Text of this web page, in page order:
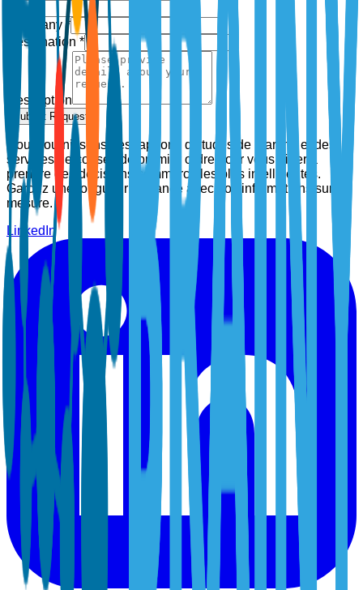
Company *
Designation *
Description
Submit Request
Nous fournissons des rapports d'études de marché et des
services de conseil de premier ordre pour vous aider à
prendre des décisions commerciales plus intelligentes.
Gardez une longueur d'avance avec nos informations sur
mesure.
LinkedIn